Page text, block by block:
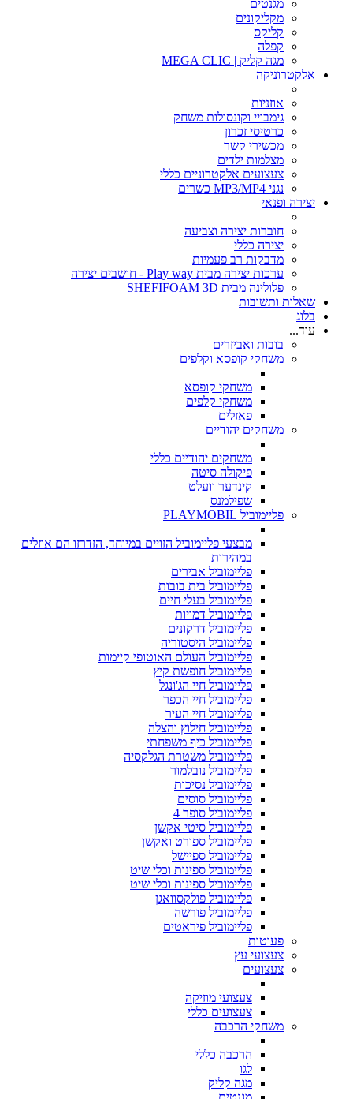
מגנטים
מקליקונים
קליקס
קפלה
מגה קליק | MEGA CLIC
אלקטרוניקה
אוזניות
גימבויי וקונסולות משחק
כרטיסי זכרון
מכשירי קשר
מצלמות ילדים
צעצועים אלקטרוניים כללי
נגני MP3/MP4 כשרים
יצירה ופנאי
חוברות יצירה וצביעה
יצירה כללי
מדבקות רב פעמיות
ערכות יצירה מבית Play way - חושבים יצירה
פלולינה מבית SHEFIFOAM 3D
שאלות ותשובות
בלוג
עוד...
בובות ואביזרים
משחקי קופסא וקלפים
משחקי קופסא
משחקי קלפים
פאזלים
משחקים יהודיים
משחקים יהודיים כללי
פיקולה סיטה
קינדער וועלט
שפילמנס
פליימוביל PLAYMOBIL
מבצעי פליימוביל הזויים במיוחד, הזדרזו הם אוזלים
במהירות
פליימוביל אבירים
פליימוביל בית בובות
פליימוביל בעלי חיים
פליימוביל דמויות
פליימוביל דרקונים
פליימוביל היסטוריה
פליימוביל העולם האוטופי קיימות
פליימוביל חופשת קיץ
פליימוביל חיי הג'ונגל
פליימוביל חיי הכפר
פליימוביל חיי העיר
פליימוביל חילוץ והצלה
פליימוביל כיף משפחתי
פליימוביל משטרת הגלקסיה
פליימוביל נובלמור
פליימוביל נסיכות
פליימוביל סוסים
פליימוביל סופר 4
פליימוביל סיטי אקשן
פליימוביל ספורט ואקשן
פליימוביל ספיישל
פליימוביל ספינות וכלי שיט
פליימוביל ספינות וכלי שיט
פליימוביל פולקסוואגן
פליימוביל פורשה
פליימוביל פיראטים
פעוטות
צעצועי עץ
צעצועים
צעצועי מוזיקה
צעצועים כללי
משחקי הרכבה
הרכבה כללי
לגו
מגה קליק